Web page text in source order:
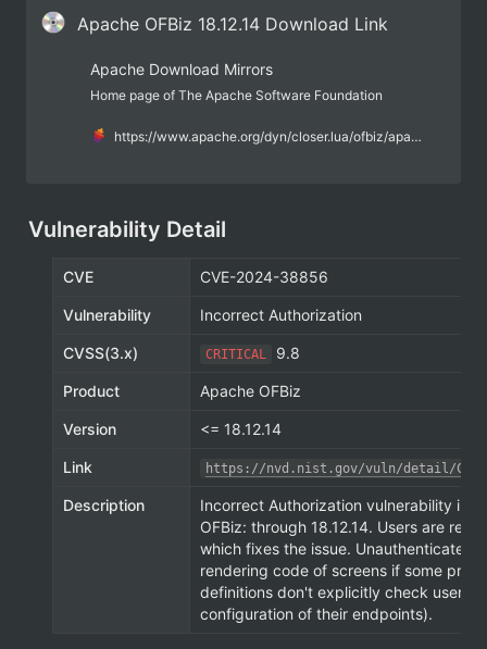
Apache OFBiz 18.12.14 Download Link
Apache Download Mirrors
Home page of The Apache Software Foundation
https://www.apache.org/dyn/closer.lua/ofbiz/apache-ofbiz-18.12.14.zip
Vulnerability Detail
CVE CVE-2024-38856
Vulnerability Incorrect Authorization
CVSS(3.x) CRITICAL 9.8
Product Apache OFBiz
Version <= 18.12.14
Link https://nvd.nist.gov/vuln/detail/CVE-
Description
Incorrect Authorization vulnerability in
OFBiz: through 18.12.14. Users are
which fixes the issue. Unauthenticated
rendering code of screens if some
definitions don't explicitly check user's
configuration of their endpoints).